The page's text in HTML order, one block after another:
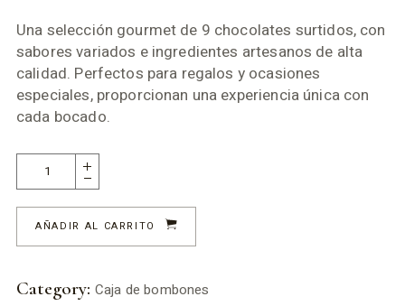
Una selección gourmet de 9 chocolates surtidos, con
sabores variados e ingredientes artesanos de alta
calidad. Perfectos para regalos y ocasiones
especiales, proporcionan una experiencia única con
cada bocado.
AÑADIR AL CARRITO
Category: Caja de bombones